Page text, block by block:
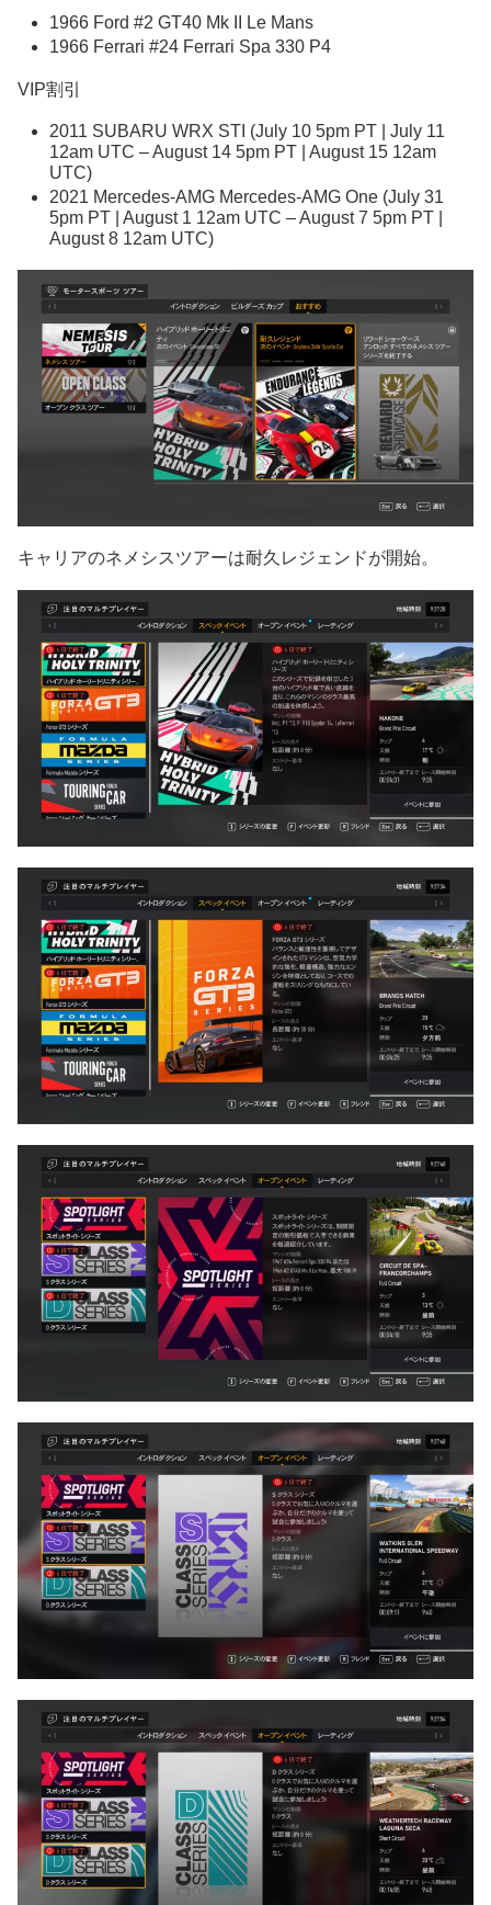
1966 Ford #2 GT40 Mk II Le Mans
1966 Ferrari #24 Ferrari Spa 330 P4
VIP割引
2011 SUBARU WRX STI (July 10 5pm PT | July 11
12am UTC – August 14 5pm PT | August 15 12am
UTC)
2021 Mercedes-AMG Mercedes-AMG One (July 31
5pm PT | August 1 12am UTC – August 7 5pm PT |
August 8 12am UTC)
キャリアのネメシスツアーは耐久レジェンドが開始。